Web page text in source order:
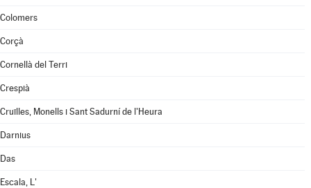
Colomers
Corçà
Cornellà del Terri
Crespià
Cruïlles, Monells i Sant Sadurní de l'Heura
Darnius
Das
Escala, L'